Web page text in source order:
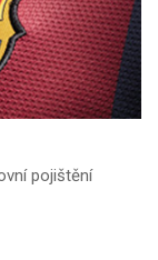
pojištění